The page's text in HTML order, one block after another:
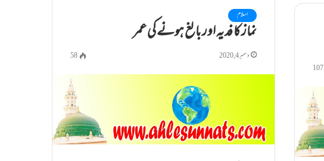
اسلام
نماز کا فدیہ اور بالغ ہونے کی عمر
دسمبر 4, 2020 58
107